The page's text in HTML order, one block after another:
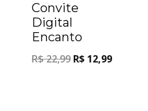
Convite
Digital
Encanto
R$22,99 R$ 12,99